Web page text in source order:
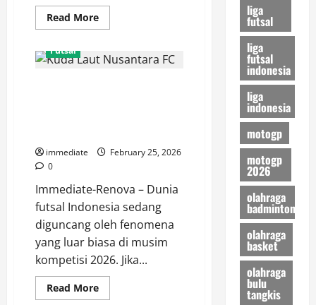
Read MoreRead
more
FC,
Kekuatan
Futsal
immediate
February 25, 2026
0
Immediate-Renova – Dunia
futsal Indonesia sedang
diguncang oleh fenomena
yang luar biasa di musim
kompetisi 2026. Jika...
Read MoreRead
more
liga
futsal
liga
futsal
indonesia
liga
indonesia
motogp
motogp
2026
olahraga
badminton
olahraga
basket
olahraga
bulu
tangkis